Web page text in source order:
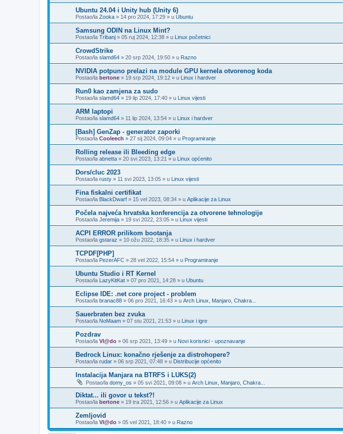
Ubuntu 24.04 i Unity hub (Unity 6)
Postao/la Zooka » 14 pro 2024, 17:29 » u Ubuntu
Samsung ODIN na Linux Mint?
Postao/la Tribanj » 05 ruj 2024, 12:38 » u Linux početnici
CrowdStrike
Postao/la slamd64 » 20 srp 2024, 19:50 » u Razno
NVIDIA potpuno prelazi na module GPU kernela otvorenog koda
Postao/la bertone » 19 srp 2024, 19:12 » u Linux i hardver
Run0 kao zamjena za sudo
Postao/la slamd64 » 19 lip 2024, 17:40 » u Linux vijesti
ARM laptopi
Postao/la slamd64 » 11 lip 2024, 13:54 » u Linux i hardver
[Bash] GenZap - generator zaporki
Postao/la Cooleech » 27 sij 2024, 09:04 » u Programiranje
Rolling release ili Bleeding edge
Postao/la abnetta » 20 svi 2023, 13:21 » u Linux općenito
Dors/cluc 2023
Postao/la rusty » 11 svi 2023, 13:05 » u Linux vijesti
Fina fiskalni certifikat
Postao/la BlackDwarf » 15 vel 2023, 08:34 » u Aplikacije za Linux
Počela najveća hrvatska konferencija za otvorene tehnologije
Postao/la Jeremija » 19 svi 2022, 23:05 » u Linux vijesti
ACPI ERROR prilikom bootanja
Postao/la gstaraz » 10 ožu 2022, 18:35 » u Linux i hardver
TCPDF[PHP]
Postao/la PezerAFC » 28 vel 2022, 15:54 » u Programiranje
Ubuntu Studio i RT Kernel
Postao/la LazyKitKat » 07 pro 2021, 14:28 » u Ubuntu
Eclipse IDE: .net core project - problem
Postao/la branac88 » 06 pro 2021, 16:43 » u Arch Linux, Manjaro, Chakra...
Sauerbraten bez zvuka
Postao/la NoMaam » 07 stu 2021, 21:53 » u Linux i igre
Pozdrav
Postao/la Vl@do » 06 srp 2021, 13:49 » u Novi korisnici - upoznavanje
Bedrock Linux: konačno rješenje za distrohopere?
Postao/la rudar » 06 srp 2021, 07:48 » u Distribucije općenito
Instalacija Manjara na BTRFS i LUKS(2)
Postao/la domy_os » 05 svi 2021, 09:08 » u Arch Linux, Manjaro, Chakra...
Diktat... ili govor u tekst?!
Postao/la bertone » 19 tra 2021, 12:56 » u Aplikacije za Linux
Zemljovid
Postao/la Vl@do » 05 vel 2021, 18:40 » u Razno